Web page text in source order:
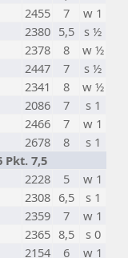
2455 7
w 1
2380 5,5
s ½
2378 8
w ½
2447 7
s ½
2341 8
w ½
2086 7
s 1
2466 7
w 1
2678 8
s 1
Pkt. 7,5
2228 5
w 1
2308 6,5
s 1
2359 7
w 1
2365 8,5
s 0
2154 6
w 1